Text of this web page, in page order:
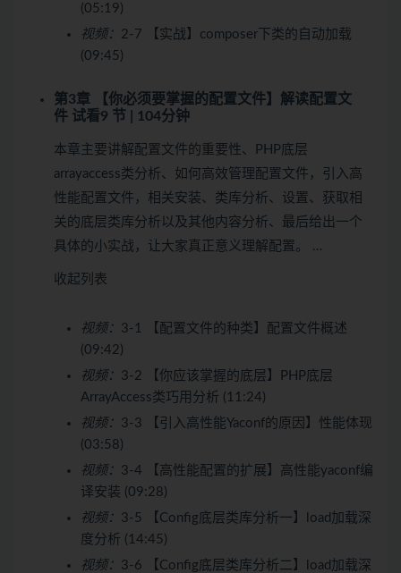
(05:19)
视频： 2-7 【实战】composer下类的自动加载
(09:45)
第3章 【你必须要掌握的配置文件】解读配置文
件 试看9 节 | 104分钟
本章主要讲解配置文件的重要性、PHP底层
arrayaccess类分析、如何高效管理配置文件，引入高
性能配置文件，相关安装、类库分析、设置、获取相
关的底层类库分析以及其他内容分析、最后给出一个
具体的小实战，让大家真正意义理解配置。 …
收起列表
视频： 3-1 【配置文件的种类】配置文件概述
(09:42)
视频： 3-2 【你应该掌握的底层】PHP底层
ArrayAccess类巧用分析 (11:24)
视频： 3-3 【引入高性能Yaconf的原因】性能体现
(03:58)
视频： 3-4 【高性能配置的扩展】高性能yaconf编
译安装 (09:28)
视频： 3-5 【Config底层类库分析一】load加载深
度分析 (14:45)
视频： 3-6 【Config底层类库分析二】load加载深